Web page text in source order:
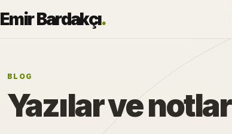
Emir Bardakçı.
BLOG
Yazılar ve notlar